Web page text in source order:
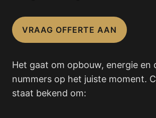
VRAAG OFFERTE AAN
Het gaat om opbouw, energie en
nummers op het juiste moment.
staat bekend om: